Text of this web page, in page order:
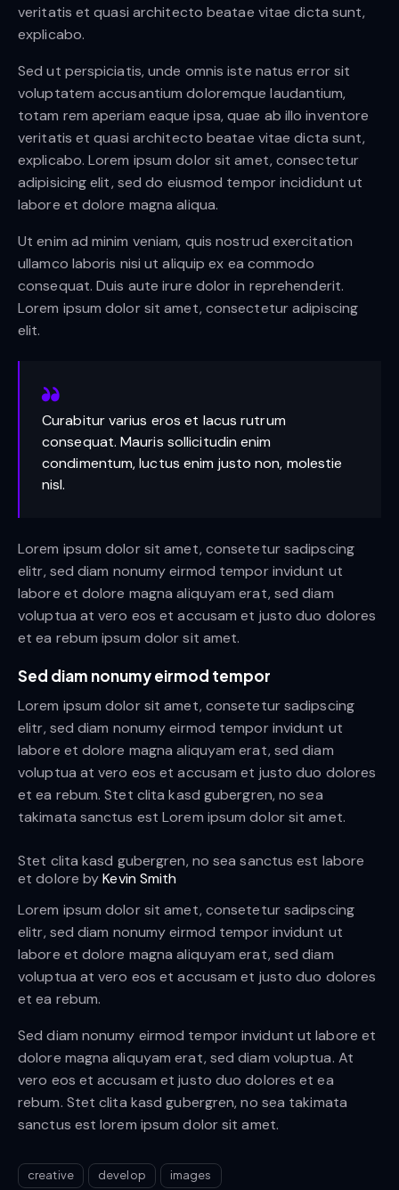
veritatis et quasi architecto beatae vitae dicta sunt,
explicabo.
Sed ut perspiciatis, unde omnis iste natus error sit
voluptatem accusantium doloremque laudantium,
totam rem aperiam eaque ipsa, quae ab illo inventore
veritatis et quasi architecto beatae vitae dicta sunt,
explicabo. Lorem ipsum dolor sit amet, consectetur
adipisicing elit, sed do eiusmod tempor incididunt ut
labore et dolore magna aliqua.
Ut enim ad minim veniam, quis nostrud exercitation
ullamco laboris nisi ut aliquip ex ea commodo
consequat. Duis aute irure dolor in reprehenderit.
Lorem ipsum dolor sit amet, consectetur adipiscing
elit.
Curabitur varius eros et lacus rutrum
consequat. Mauris sollicitudin enim
condimentum, luctus enim justo non, molestie
nisl.
Lorem ipsum dolor sit amet, consetetur sadipscing
elitr, sed diam nonumy eirmod tempor invidunt ut
labore et dolore magna aliquyam erat, sed diam
voluptua at vero eos et accusam et justo duo dolores
et ea rebum ipsum dolor sit amet.
Sed diam nonumy eirmod tempor
Lorem ipsum dolor sit amet, consetetur sadipscing
elitr, sed diam nonumy eirmod tempor invidunt ut
labore et dolore magna aliquyam erat, sed diam
voluptua at vero eos et accusam et justo duo dolores
et ea rebum. Stet clita kasd gubergren, no sea
takimata sanctus est Lorem ipsum dolor sit amet.
Stet clita kasd gubergren, no sea sanctus est labore
et dolore byKevin Smith
Lorem ipsum dolor sit amet, consetetur sadipscing
elitr, sed diam nonumy eirmod tempor invidunt ut
labore et dolore magna aliquyam erat, sed diam
voluptua at vero eos et accusam et justo duo dolores
et ea rebum.
Sed diam nonumy eirmod tempor invidunt ut labore et
dolore magna aliquyam erat, sed diam voluptua. At
vero eos et accusam et justo duo dolores et ea
rebum. Stet clita kasd gubergren, no sea takimata
sanctus est lorem ipsum dolor sit amet.
creative develop images